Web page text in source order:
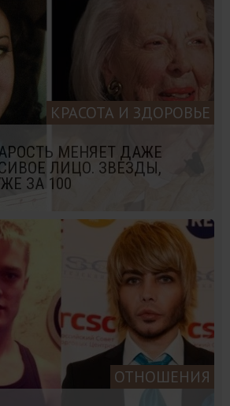
КРАСОТА И ЗДОРОВЬЕ
МЕНЯЕТ ДАЖЕ
ЛИЦО. ЗВЕЗДЫ,
ЗА 100
ОТНОШЕНИЯ